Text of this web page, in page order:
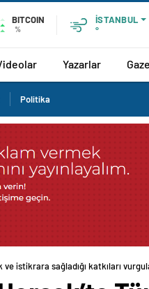
BITCOIN
%
İSTANBUL
°
Yazarlar
Politika
istikrara sağladığı katkıları